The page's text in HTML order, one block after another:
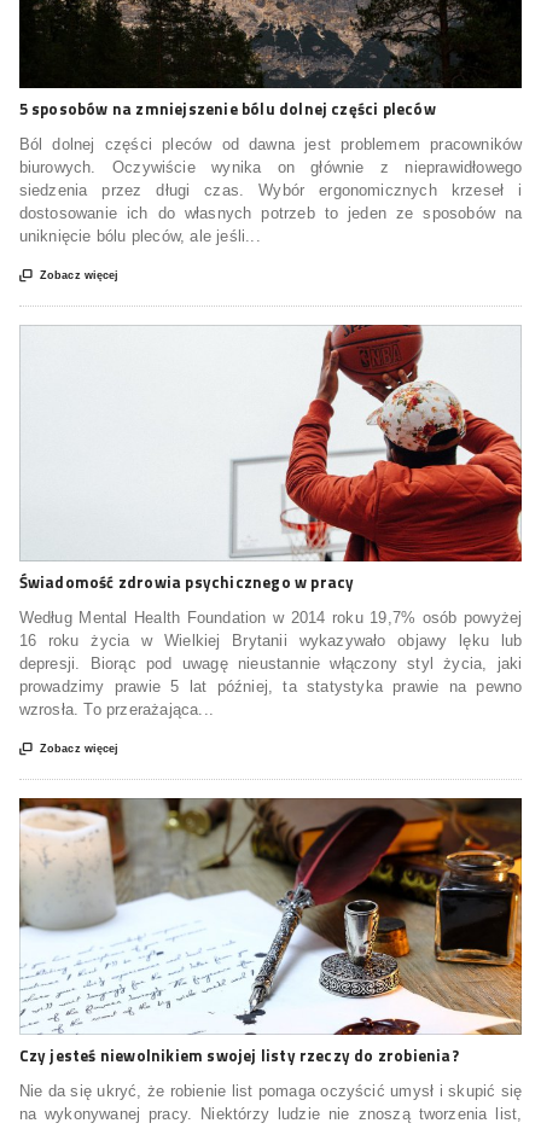
5 sposobów na zmniejszenie bólu dolnej części pleców
Ból dolnej części pleców od dawna jest problemem pracowników
biurowych. Oczywiście wynika on głównie z nieprawidłowego
siedzenia przez długi czas. Wybór ergonomicznych krzeseł i
dostosowanie ich do własnych potrzeb to jeden ze sposobów na
uniknięcie bólu pleców, ale jeśli...
 Zobacz więcej
Świadomość zdrowia psychicznego w pracy
Według Mental Health Foundation w 2014 roku 19,7% osób powyżej
16 roku życia w Wielkiej Brytanii wykazywało objawy lęku lub
depresji. Biorąc pod uwagę nieustannie włączony styl życia, jaki
prowadzimy prawie 5 lat później, ta statystyka prawie na pewno
wzrosła. To przerażająca...
 Zobacz więcej
Czy jesteś niewolnikiem swojej listy rzeczy do zrobienia?
Nie da się ukryć, że robienie list pomaga oczyścić umysł i skupić się
na wykonywanej pracy. Niektórzy ludzie nie znoszą tworzenia list,